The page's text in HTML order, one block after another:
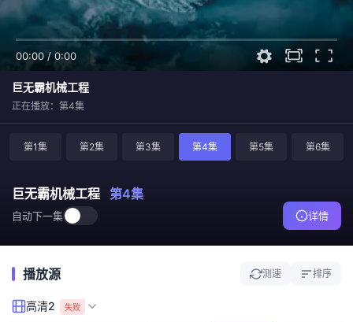
00:00/0:00
巨无霸机械工程
正在播放：第4集
第1集 第2集 第3集 第4集 第5集 第6集
巨无霸机械工程 第4集
自动下一集 详情
播放源 测速 排序
高清2 失败